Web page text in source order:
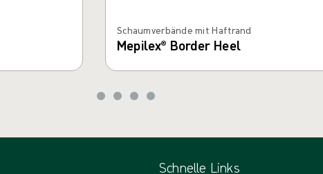
Schaumverbände mit Haftrand
Mepilex® Border Heel
Schnelle Links